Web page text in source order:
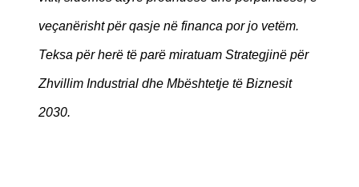
veçanërisht për qasje në financa por jo vetëm.
Teksa për herë të parë miratuam Strategjinë për
Zhvillim Industrial dhe Mbështetje të Biznesit
2030.